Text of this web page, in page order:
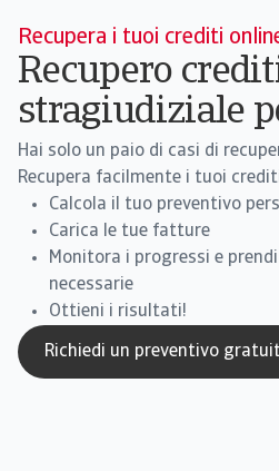
Recupera i tuoi crediti
Recupero
stragiudiziale
Hai solo un paio di casi di
Recupera facilmente i tuoi
Calcola il tuo preventivo
Carica le tue fatture
Monitora i progressi e
necessarie
Ottieni i risultati!
Richiedi un preventivo